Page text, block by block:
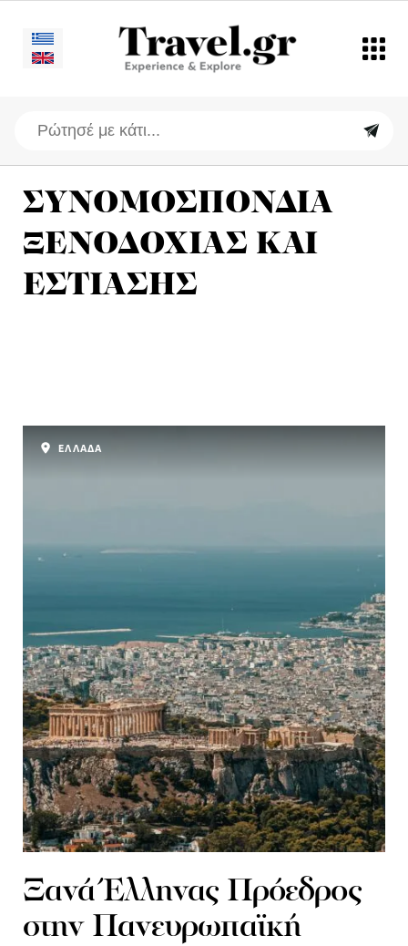
ΣΥΝΟΜΟΣΠΟΝΔΙΑ
ΞΕΝΟΔΟΧΙΑΣ ΚΑΙ
ΕΣΤΙΑΣΗΣ
Ξανά Έλληνας Πρόεδρος
στην Πανευρωπαϊκή
ΕΛΛΑΔΑ